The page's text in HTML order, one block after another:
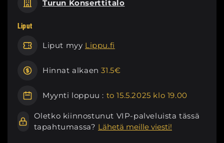
Turun Konserttitalo
Liput
Liput myy Lippu.fi
Hinnat alkaen31.5€
Myynti loppuu : to 15.5.2025 klo 19.00
Oletko kiinnostunut VIP-palveluista tässä
tapahtumassa? Lähetä meille viesti!